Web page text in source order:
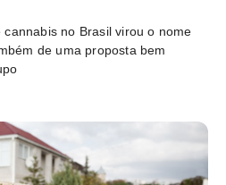
no Brasil virou o nome
de uma proposta bem